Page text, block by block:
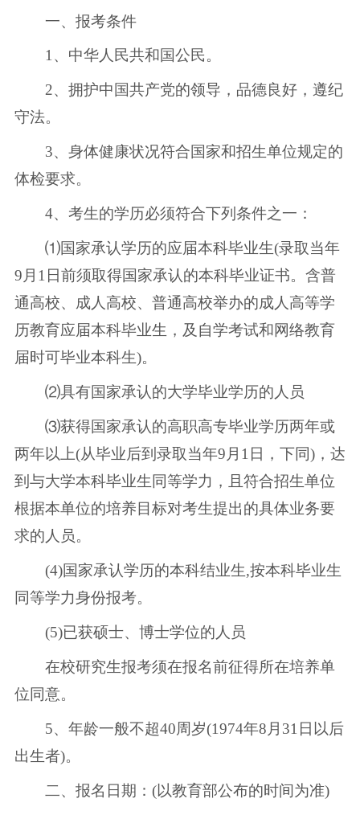
一、报考条件
1、中华人民共和国公民。
2、拥护中国共产党的领导，品德良好，遵纪
守法。
3、身体健康状况符合国家和招生单位规定的
体检要求。
4、考生的学历必须符合下列条件之一：
⑴国家承认学历的应届本科毕业生(录取当年
9月1日前须取得国家承认的本科毕业证书。含普
通高校、成人高校、普通高校举办的成人高等学
历教育应届本科毕业生，及自学考试和网络教育
届时可毕业本科生)。
⑵具有国家承认的大学毕业学历的人员
⑶获得国家承认的高职高专毕业学历两年或
两年以上(从毕业后到录取当年9月1日，下同)，达
到与大学本科毕业生同等学力，且符合招生单位
根据本单位的培养目标对考生提出的具体业务要
求的人员。
(4)国家承认学历的本科结业生,按本科毕业生
同等学力身份报考。
(5)已获硕士、博士学位的人员
在校研究生报考须在报名前征得所在培养单
位同意。
5、年龄一般不超40周岁(1974年8月31日以后
出生者)。
二、报名日期：(以教育部公布的时间为准)